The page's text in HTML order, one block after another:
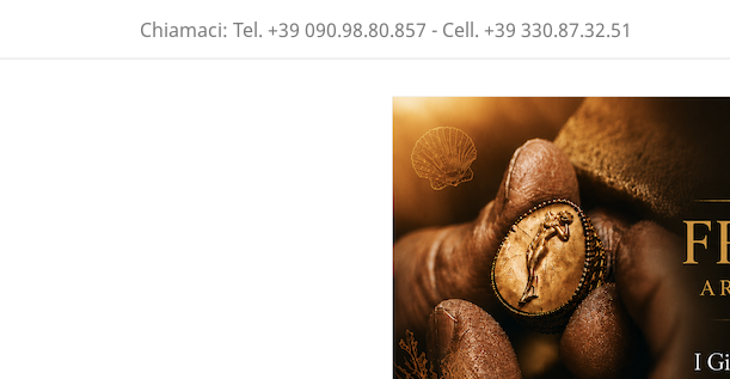
Chiamaci: Tel. +39 090.98.80.857 - Cell. +39 330.87.32.51